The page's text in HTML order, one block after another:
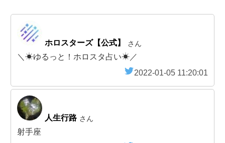
ホロスターズ【公式】 さん
＼☀ゆるっと！ホロスタ占い☀／
2022-01-05 11:20:01
人生行路 さん
射手座